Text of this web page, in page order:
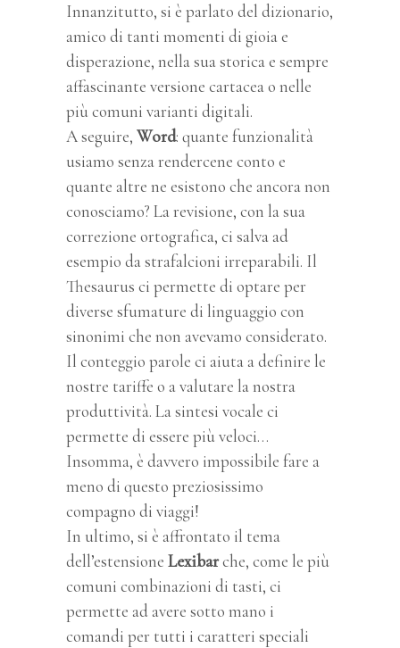
Innanzitutto, si è parlato del dizionario,
amico di tanti momenti di gioia e
disperazione, nella sua storica e sempre
affascinante versione cartacea o nelle
più comuni varianti digitali.
A seguire, Word: quante funzionalità
usiamo senza rendercene conto e
quante altre ne esistono che ancora non
conosciamo? La revisione, con la sua
correzione ortografica, ci salva ad
esempio da strafalcioni irreparabili. Il
Thesaurus ci permette di optare per
diverse sfumature di linguaggio con
sinonimi che non avevamo considerato.
Il conteggio parole ci aiuta a definire le
nostre tariffe o a valutare la nostra
produttività. La sintesi vocale ci
permette di essere più veloci…
Insomma, è davvero impossibile fare a
meno di questo preziosissimo
compagno di viaggi!
In ultimo, si è affrontato il tema
dell’estensione Lexibarche, come le più
comuni combinazioni di tasti, ci
permette ad avere sotto mano i
comandi per tutti i caratteri speciali